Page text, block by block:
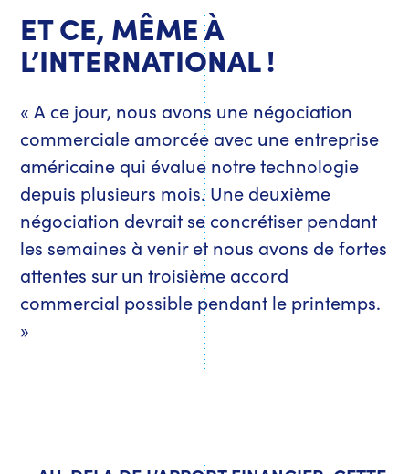
ET CE, MÊME À
L’INTERNATIONAL !
« A ce jour, nous avons une négociation
commerciale amorcée avec une entreprise
américaine qui évalue notre technologie
depuis plusieurs mois. Une deuxième
négociation devrait se concrétiser pendant
les semaines à venir et nous avons de fortes
attentes sur un troisième accord
commercial possible pendant le printemps.
»